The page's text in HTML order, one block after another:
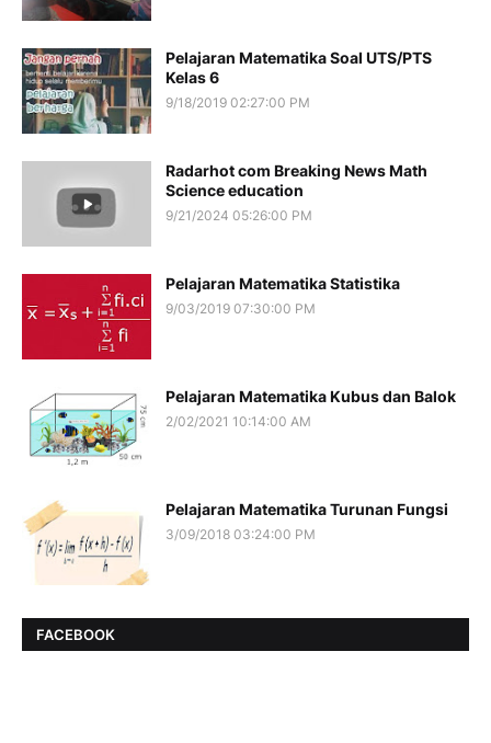
Pelajaran Matematika Soal UTS/PTS
Kelas 6
9/18/2019 02:27:00 PM
Radarhot com Breaking News Math
Science education
9/21/2024 05:26:00 PM
Pelajaran Matematika Statistika
9/03/2019 07:30:00 PM
Pelajaran Matematika Kubus dan Balok
2/02/2021 10:14:00 AM
Pelajaran Matematika Turunan Fungsi
3/09/2018 03:24:00 PM
FACEBOOK